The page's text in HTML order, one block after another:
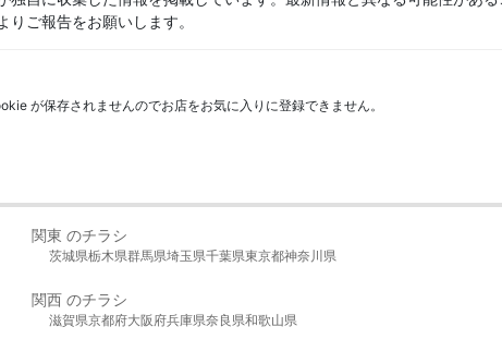
りご報告をお願いします。
が保存されませんのでお店をお気に入りに登録できません。
関東 のチラシ
茨城県栃木県群馬県埼玉県千葉県東京都神奈川県
関西 のチラシ
滋賀県京都府大阪府兵庫県奈良県和歌山県